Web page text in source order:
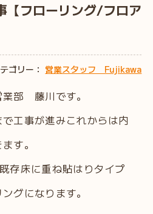
【フローリング/フロア
ゴリー： 営業スタッフ Fujikawa
部 藤川です。
工事が進みこれからは内
す。
存床に重ね貼はりタイプ
グになります。